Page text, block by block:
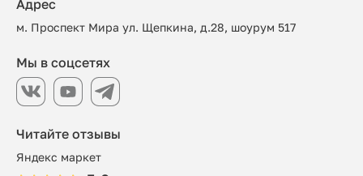
Читайте отзывы
Яндекс маркет
Адрес
м. Проспект Мира ул. Щепкина, д.28, шоурум 517
Мы в соцсетях